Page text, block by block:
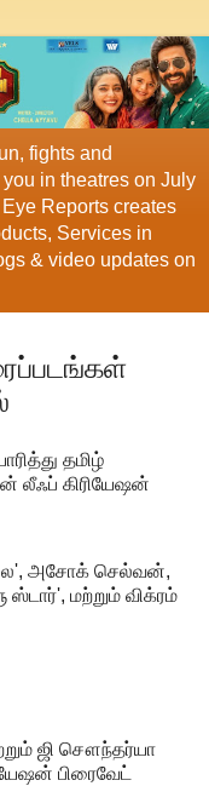
fights and
in theatres on July
Reports creates
Services in
& video updates on
தமிழ்
லீஃப் கிரியேஷன்
அசோக் செல்வன்,
ஸ்டார்', மற்றும் விக்ரம்
ஜி சௌந்தர்யா
பிரைவேட்